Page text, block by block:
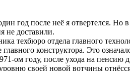
год после неё я отвертелся. Но
не доставили.
техбюро отдела главного
конструктора. Это
ом году, после ухода на
своей новой вотчины